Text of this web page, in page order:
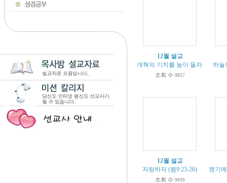
12월 설교
개혁의 기치를 높이 들자 (시 37:1-
조회 수 9857
하늘
12월 설교
자랑하자 (렘9:23-26)
조회 수 9939
쟁기